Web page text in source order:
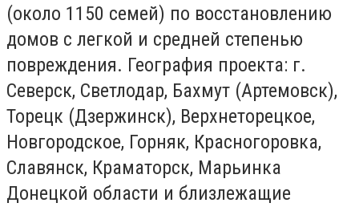
(около 1150 семей) по восстановлению
домов с легкой и средней степенью
повреждения. География проекта: г.
Северск, Светлодар, Бахмут (Артемовск),
Торецк (Дзержинск), Верхнеторецкое,
Новгородское, Горняк, Красногоровка,
Славянск, Краматорск, Марьинка
Донецкой области и близлежащие